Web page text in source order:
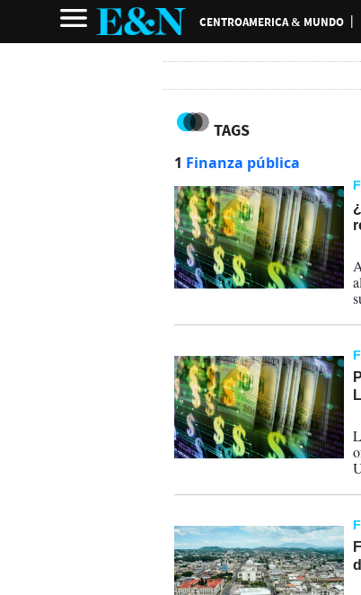
CENTROAMERICA & MUNDO
TAGS
1 Finanza pública